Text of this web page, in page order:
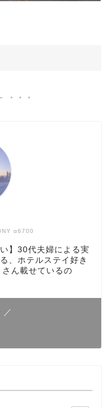
α6700
】30代夫婦による実
、ホテルステイ好き
ん載せているの